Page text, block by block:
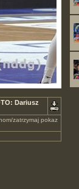
Dariusz
zatrzymaj pokaz